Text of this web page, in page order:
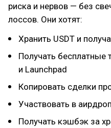
риска и нервов — без
лоссов. Они хотят:
Хранить USDT и
Получать бесплатные
и Launchpad
Копировать сделки
Участвовать в
Получать кэшбэк за